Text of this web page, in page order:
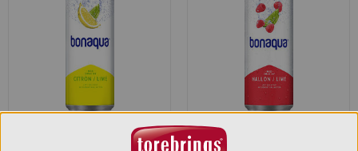
Bonaqua Citron Lime burk Bonaqua Hallon Lime burk